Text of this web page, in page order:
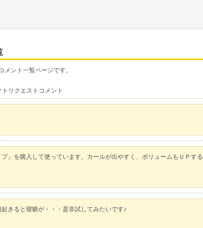
ント一覧ページです。
リクエストコメント
」を購入して使っています。カールが出やすく、ボリュームもＵＰする
きると寝癖が・・・是非試してみたいです♪